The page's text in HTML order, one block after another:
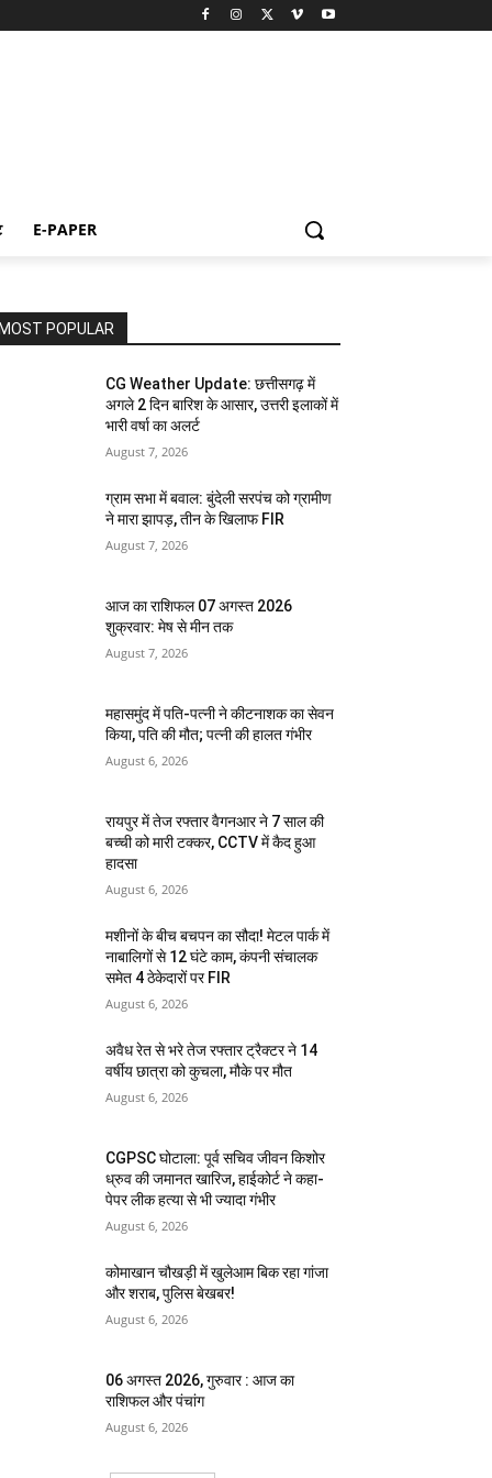
E-PAPER
MOST POPULAR
CG Weather Update: छत्तीसगढ़ में
अगले 2 दिन बारिश के आसार, उत्तरी इलाकों में
भारी वर्षा का अलर्ट
August 7, 2026
ग्राम सभा में बवाल: बुंदेली सरपंच को ग्रामीण
ने मारा झापड़, तीन के खिलाफ FIR
August 7, 2026
आज का राशिफल 07 अगस्त 2026
शुक्रवार: मेष से मीन तक
August 7, 2026
महासमुंद में पति-पत्नी ने कीटनाशक का सेवन
किया, पति की मौत; पत्नी की हालत गंभीर
August 6, 2026
रायपुर में तेज रफ्तार वैगनआर ने 7 साल की
बच्ची को मारी टक्कर, CCTV में कैद हुआ
हादसा
August 6, 2026
मशीनों के बीच बचपन का सौदा! मेटल पार्क में
नाबालिगों से 12 घंटे काम, कंपनी संचालक
समेत 4 ठेकेदारों पर FIR
August 6, 2026
अवैध रेत से भरे तेज रफ्तार ट्रैक्टर ने 14
वर्षीय छात्रा को कुचला, मौके पर मौत
August 6, 2026
CGPSC घोटाला: पूर्व सचिव जीवन किशोर
ध्रुव की जमानत खारिज, हाईकोर्ट ने कहा-
पेपर लीक हत्या से भी ज्यादा गंभीर
August 6, 2026
कोमाखान चौखड़ी में खुलेआम बिक रहा गांजा
और शराब, पुलिस बेखबर!
August 6, 2026
06 अगस्त 2026, गुरुवार : आज का
राशिफल और पंचांग
August 6, 2026